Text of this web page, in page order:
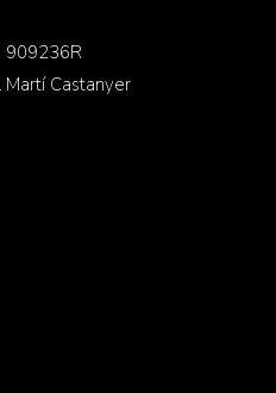
909236R
Castanyer